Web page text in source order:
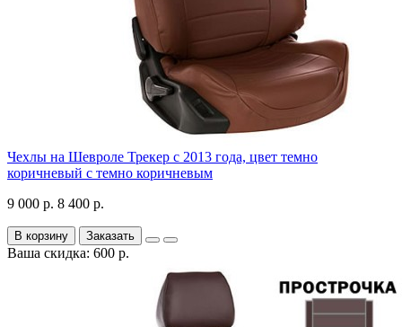
Чехлы на Шевроле Трекер с 2013 года, цвет темно
коричневый с темно коричневым
9 000 р. 8 400 р.
В корзину Заказать
Ваша скидка: 600 р.